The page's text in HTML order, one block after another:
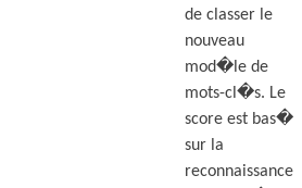
de classer le
nouveau
mod�le de
mots-cl�s. Le
score est bas�
sur la
reconnaissance